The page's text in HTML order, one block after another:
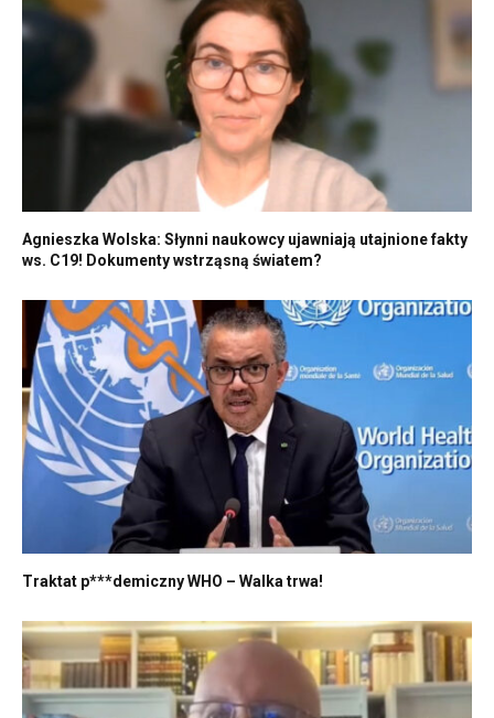
Agnieszka Wolska: Słynni naukowcy ujawniają utajnione fakty
ws. C19! Dokumenty wstrząsną światem?
Traktat p***demiczny WHO – Walka trwa!